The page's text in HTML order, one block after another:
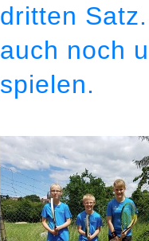
dritten
auch noch
spielen.